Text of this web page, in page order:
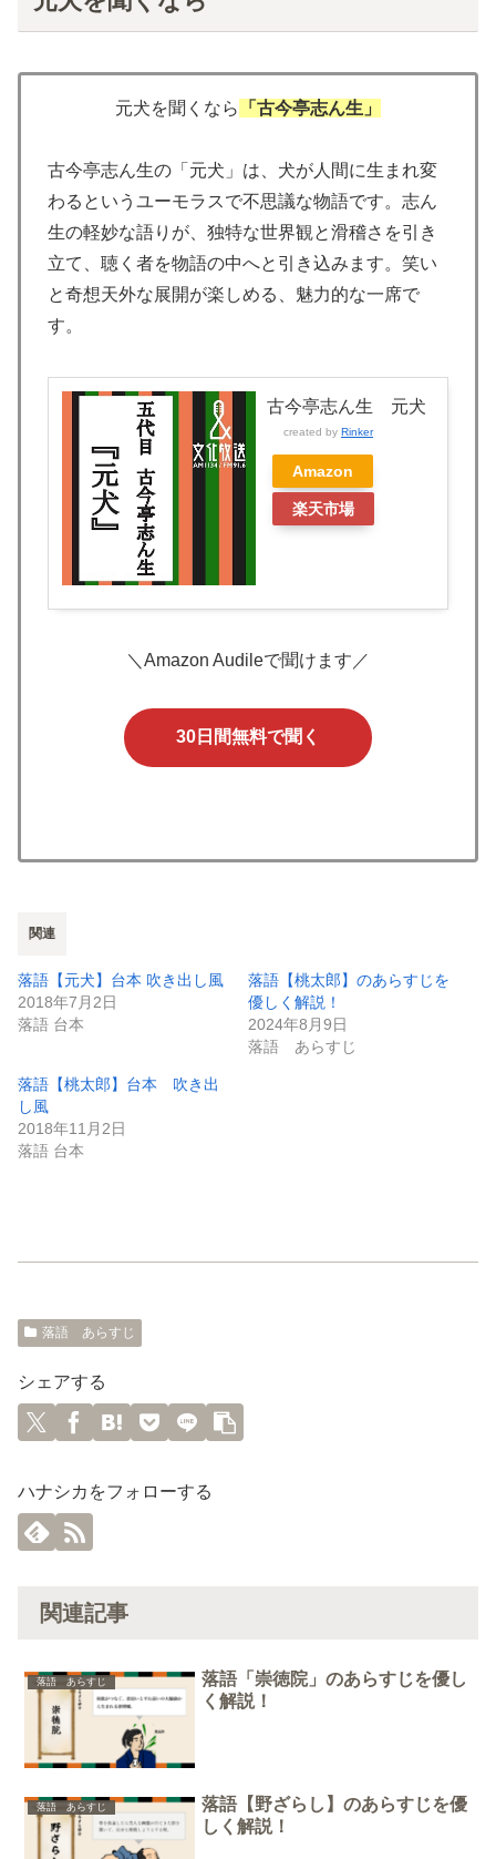
元犬を聞くなら 「古今亭志ん生」
古今亭志ん生の「元犬」は、犬が人間に生まれ変
わるというユーモラスで不思議な物語です。志ん
生の軽妙な語りが、独特な世界観と滑稽さを引き
立て、聴く者を物語の中へと引き込みます。笑い
と奇想天外な展開が楽しめる、魅力的な一席で
す。
古今亭志ん生 元犬
created by Rinker
Amazon
楽天市場
＼Amazon Audileで聞けます／
30日間無料で聞く
関連
落語【元犬】台本 吹き出し風
2018年7月2日
落語 台本
落語【桃太郎】のあらすじを
優しく解説！
2024年8月9日
落語 あらすじ
落語【桃太郎】台本 吹き出
し風
2018年11月2日
落語 台本
落語 あらすじ
シェアする
ハナシカをフォローする
関連記事
落語 あらすじ
落語「崇徳院」のあらすじを優し
く解説！
落語 あらすじ
落語【野ざらし】のあらすじを優
しく解説！